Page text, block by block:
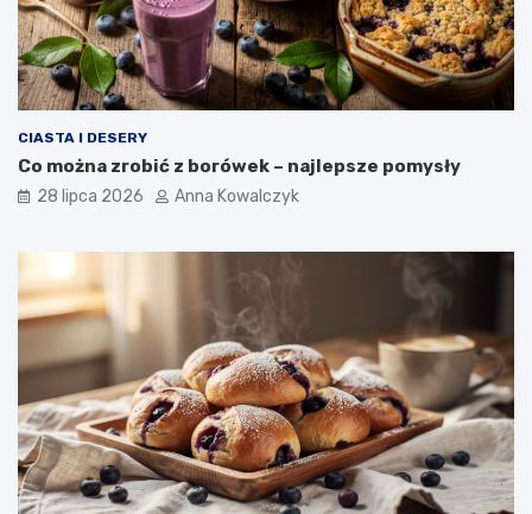
CIASTA I DESERY
Co można zrobić z borówek – najlepsze pomysły
28 lipca 2026 Anna Kowalczyk